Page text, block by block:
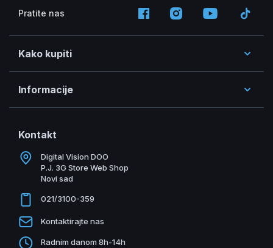
Pratite nas
Kako kupiti
Informacije
Kontakt
Digital Vision DOO
P.J. 3G Store Web Shop
Novi sad
021/3100-359
Kontaktirajte nas
Radnim danom 8h-14h